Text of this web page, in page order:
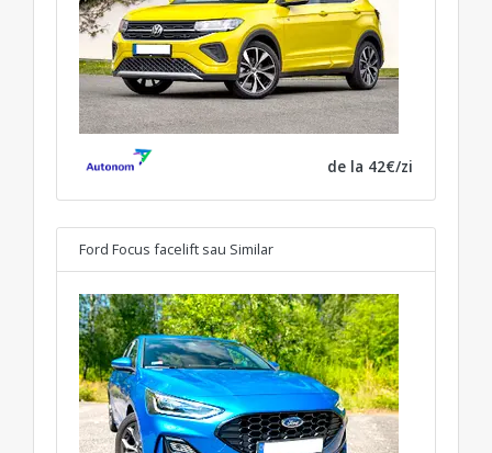
de la 42€/zi
Ford Focus facelift sau Similar